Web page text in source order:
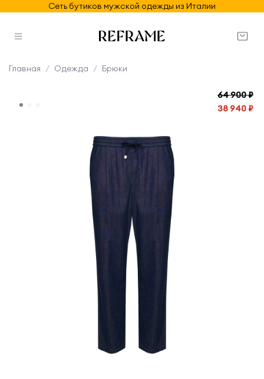
Сеть бутиков мужской одежды из Италии
Главная Одежда Брюки
64 900 ₽
38 940 ₽